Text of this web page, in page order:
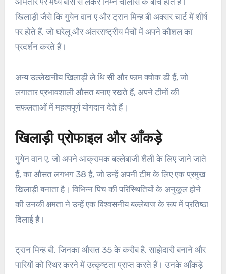
खिलाड़ी जैसे कि गुयेन वान ए और ट्रान मिन्ह बी अक्सर चार्ट में शीर्ष
पर होते हैं, जो घरेलू और अंतरराष्ट्रीय मैचों में अपने कौशल का
प्रदर्शन करते हैं।
अन्य उल्लेखनीय खिलाड़ी ले थि सी और फाम क्वोक डी हैं, जो
लगातार प्रभावशाली औसत बनाए रखते हैं, अपने टीमों की
सफलताओं में महत्वपूर्ण योगदान देते हैं।
खिलाड़ी प्रोफाइल और आँकड़े
गुयेन वान ए, जो अपने आक्रामक बल्लेबाजी शैली के लिए जाने जाते
हैं, का औसत लगभग 38 है, जो उन्हें अपनी टीम के लिए एक प्रमुख
खिलाड़ी बनाता है। विभिन्न पिच की परिस्थितियों के अनुकूल होने
की उनकी क्षमता ने उन्हें एक विश्वसनीय बल्लेबाज के रूप में प्रतिष्ठा
दिलाई है।
ट्रान मिन्ह बी, जिनका औसत 35 के करीब है, साझेदारी बनाने और
पारियों को स्थिर करने में उत्कृष्टता प्राप्त करते हैं। उनके आँकड़े